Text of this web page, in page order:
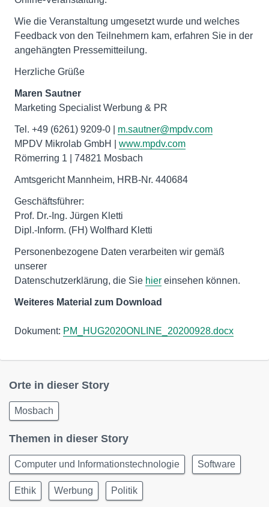
Wie die Veranstaltung umgesetzt wurde und welches
Feedback von den Teilnehmern kam, erfahren Sie in der
angehängten Pressemitteilung.
Herzliche Grüße
Maren Sautner
Marketing Specialist Werbung & PR
Tel. +49 (6261) 9209-0 | m.sautner@mpdv.com
MPDV Mikrolab GmbH | www.mpdv.com
Römerring 1 | 74821 Mosbach
Amtsgericht Mannheim, HRB-Nr. 440684
Geschäftsführer:
Prof. Dr.-Ing. Jürgen Kletti
Dipl.-Inform. (FH) Wolfhard Kletti
Personenbezogene Daten verarbeiten wir gemäß
unserer
Datenschutzerklärung, die Sie hier einsehen können.
Weiteres Material zum Download
Dokument: PM_HUG2020ONLINE_20200928.docx
Orte in dieser Story
Mosbach
Themen in dieser Story
Computer und Informationstechnologie Software
Ethik Werbung Politik